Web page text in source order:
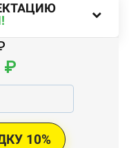
₽
10%